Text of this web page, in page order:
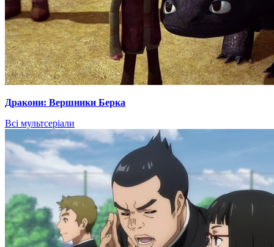
Дракони: Вершники Берка
Всі мультсеріали